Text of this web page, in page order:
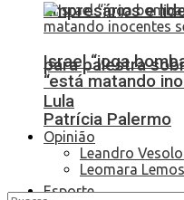
Empresários e
para palestra
Patrícia Palermo
Esporte
Israel “joga
“está matando
Lula
Opinião
Leandro
Leomara